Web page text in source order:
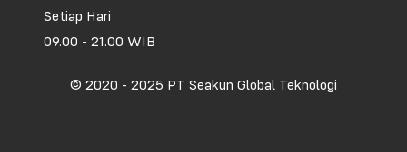
Setiap Hari
09.00 - 21.00 WIB
© 2020 - 2025 PT Seakun Global Teknologi